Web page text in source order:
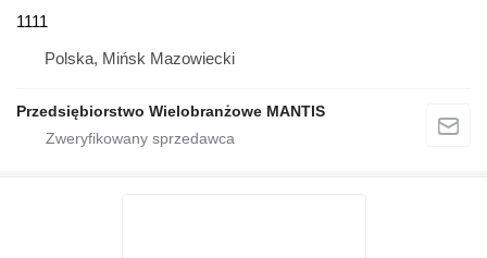
1111
Polska, Mińsk Mazowiecki
Przedsiębiorstwo Wielobranżowe MANTIS